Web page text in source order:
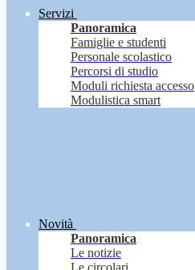
Servizi
Panoramica
Famiglie e studenti
Personale scolastico
Percorsi di studio
Moduli richiesta accesso
Modulistica smart
Novità
Panoramica
Le notizie